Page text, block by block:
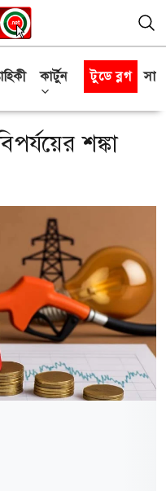
কার্টুন টুডে ব্লগ
শঙ্কা